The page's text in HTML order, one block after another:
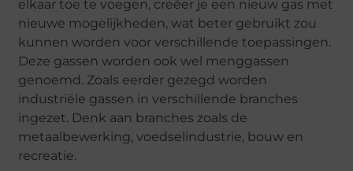
elkaar toe te voegen, creëer je een nieuw gas met
nieuwe mogelijkheden, wat beter gebruikt zou
kunnen worden voor verschillende toepassingen.
Deze gassen worden ook wel menggassen
genoemd. Zoals eerder gezegd worden
industriële gassen in verschillende branches
ingezet. Denk aan branches zoals de
metaalbewerking, voedselindustrie, bouw en
recreatie.